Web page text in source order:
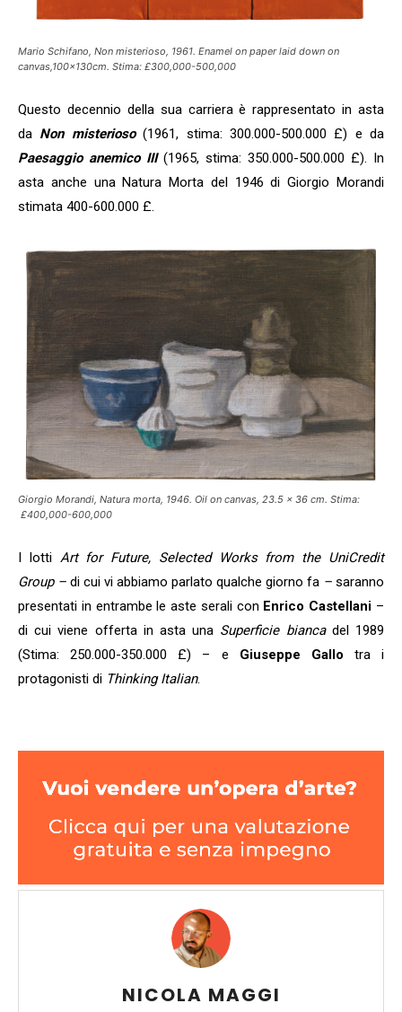
Mario Schifano, Non misterioso, 1961. Enamel on paper laid down on
canvas,100x130cm. Stima: £300,000-500,000
Questo decennio della sua carriera è rappresentato in asta
da Non misterioso(1961, stima: 300.000-500.000 £) e da
Paesaggio anemico III(1965, stima: 350.000-500.000 £). In
asta anche una Natura Morta del 1946 di Giorgio Morandi
stimata 400-600.000 £.
Giorgio Morandi, Natura morta, 1946. Oil on canvas, 23.5 x 36 cm. Stima:
£400,000-600,000
I lotti Art for Future, Selected Works from the UniCredit
Group – di cui vi abbiamo parlato qualche giorno fa – saranno
presentati in entrambe le aste serali con Enrico Castellani –
di cui viene offerta in asta una Superficie biancadel 1989
(Stima: 250.000-350.000 £) – e Giuseppe Gallo tra i
protagonisti di Thinking Italian.
NICOLA MAGGI